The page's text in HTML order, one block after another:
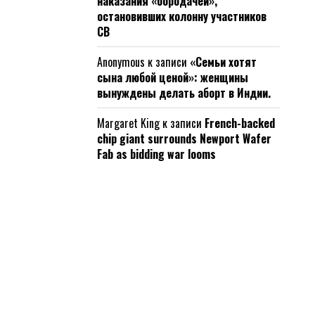
остановивших колонну участников
СВ
Anonymous к записи «Семьи хотят
сына любой ценой»: женщины
вынуждены делать аборт в Индии.
Margaret Kingк записи French-backed
chip giant surrounds Newport Wafer
Fab as bidding war looms